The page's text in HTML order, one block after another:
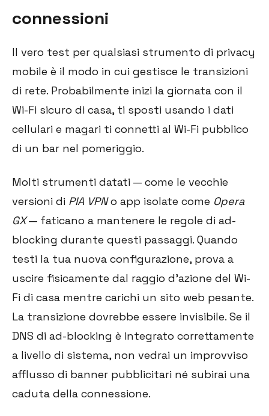
connessioni
Il vero test per qualsiasi strumento di privacy
mobile è il modo in cui gestisce le transizioni
di rete. Probabilmente inizi la giornata con il
Wi-Fi sicuro di casa, ti sposti usando i dati
cellulari e magari ti connetti al Wi-Fi pubblico
di un bar nel pomeriggio.
Molti strumenti datati — come le vecchie
versioni di PIA VPNo app isolate come Opera
GX— faticano a mantenere le regole di ad-
blocking durante questi passaggi. Quando
testi la tua nuova configurazione, prova a
uscire fisicamente dal raggio d'azione del Wi-
Fi di casa mentre carichi un sito web pesante.
La transizione dovrebbe essere invisibile. Se il
DNS di ad-blocking è integrato correttamente
a livello di sistema, non vedrai un improvviso
afflusso di banner pubblicitari né subirai una
caduta della connessione.